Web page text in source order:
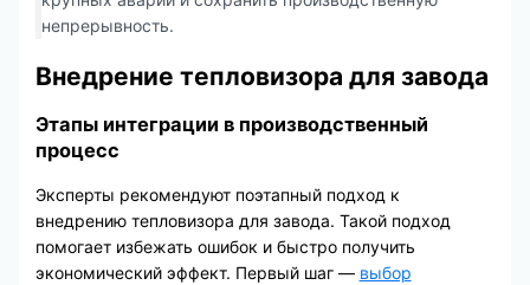
непрерывность.
Внедрение тепловизора для завода
Этапы интеграции в производственный
процесс
Эксперты рекомендуют поэтапный подход к
внедрению тепловизора для завода. Такой подход
помогает избежать ошибок и быстро получить
экономический эффект. Первый шаг — выбор